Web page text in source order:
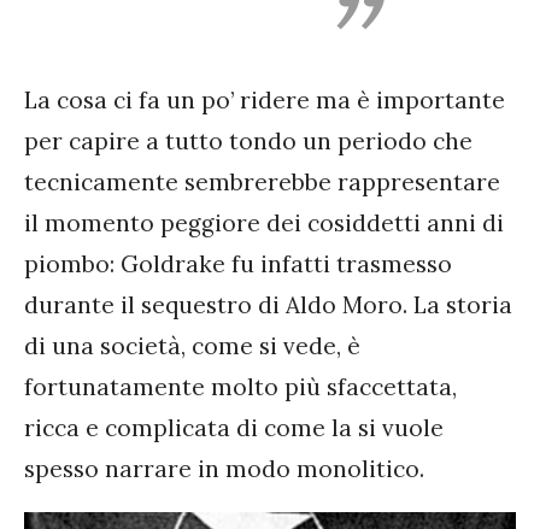
La cosa ci fa un po’ ridere ma è importante
per capire a tutto tondo un periodo che
tecnicamente sembrerebbe rappresentare
il momento peggiore dei cosiddetti anni di
piombo: Goldrake fu infatti trasmesso
durante il sequestro di Aldo Moro. La storia
di una società, come si vede, è
fortunatamente molto più sfaccettata,
ricca e complicata di come la si vuole
spesso narrare in modo monolitico.